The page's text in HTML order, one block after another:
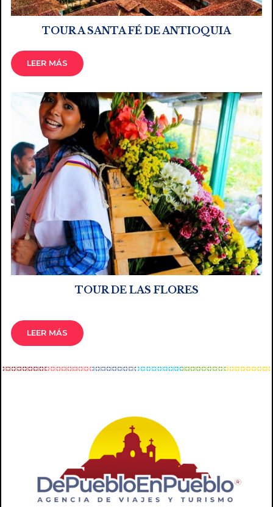
TOUR A SANTA FÉ DE ANTIOQUIA
LEER MÁS
TOUR DE LAS FLORES
LEER MÁS